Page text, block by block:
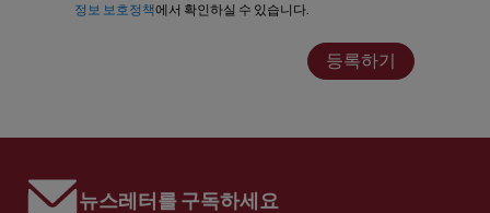
정보 보호정책에서 확인하실 수 있습니다.
등록하기
뉴스레터를 구독하세요